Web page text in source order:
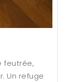
feutrée,
Un refuge